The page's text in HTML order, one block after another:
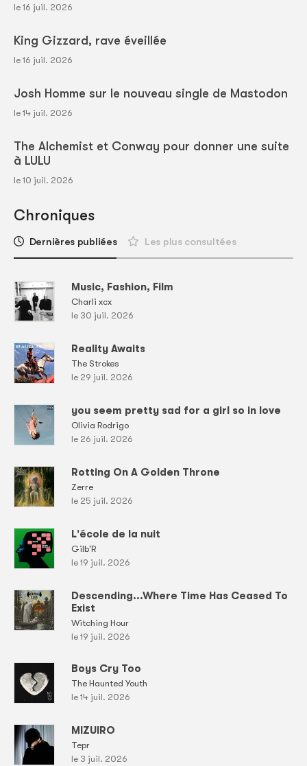
le 16 juil. 2026
King Gizzard, rave éveillée
le 16 juil. 2026
Josh Homme sur le nouveau single de Mastodon
le 14 juil. 2026
The Alchemist et Conway pour donner une suite
à LULU
le 10 juil. 2026
Chroniques
Dernières publiées Les plus consultées
Music, Fashion, Film
Charli xcx
le 30 juil. 2026
Reality Awaits
The Strokes
le 29 juil. 2026
you seem pretty sad for a girl so in love
Olivia Rodrigo
le 26 juil. 2026
Rotting On A Golden Throne
Zerre
le 25 juil. 2026
L'école de la nuit
Gilb'R
le 19 juil. 2026
Descending...Where Time Has Ceased To
Exist
Witching Hour
le 19 juil. 2026
Boys Cry Too
The Haunted Youth
le 14 juil. 2026
MIZUIRO
Tepr
le 3 juil. 2026